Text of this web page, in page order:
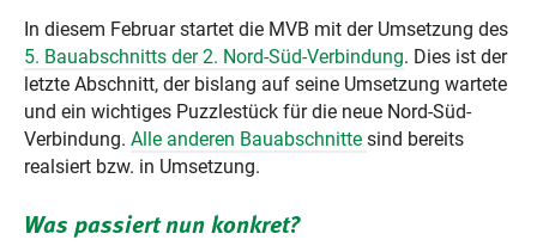
In diesem Februar startet die MVB mit der Umsetzung des
5. Bauabschnitts der 2. Nord-Süd-Verbindung. Dies ist der
letzte Abschnitt, der bislang auf seine Umsetzung wartete
und ein wichtiges Puzzlestück für die neue Nord-Süd-
Verbindung. Alle anderen Bauabschnitte sind bereits
realsiert bzw. in Umsetzung.
Was passiert nun konkret?